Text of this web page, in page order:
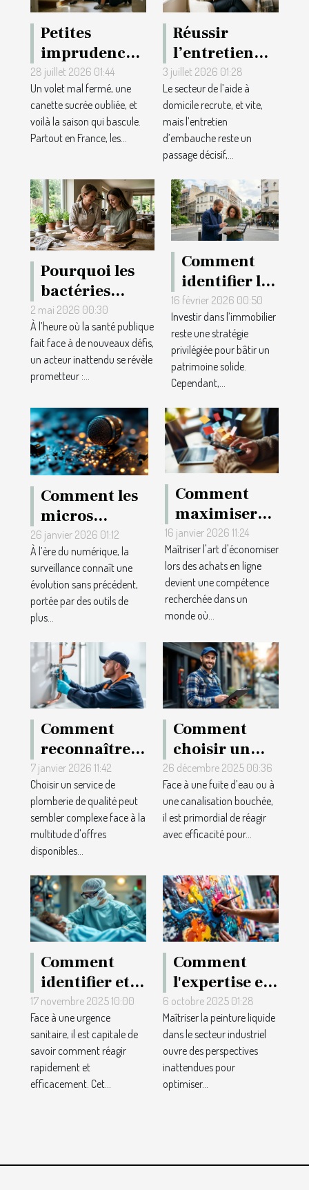
Petites
imprudences,
grandes
infestations :
retour sur des
interventions
28 juillet 2026 01:44
Un volet mal fermé, une
canette sucrée oubliée, et
voilà la saison qui bascule.
Partout en France, les...
Réussir
l’entretien
d’embauche
pour aide à
domicile :
erreurs à
éviter
3 juillet 2026 01:28
Le secteur de l’aide à
domicile recrute, et vite,
mais l’entretien
d’embauche reste un
passage décisif,...
Pourquoi les
bactéries
domestiques
révolutionnent
la santé
publique
2 mai 2026 00:30
À l’heure où la santé publique
fait face à de nouveaux défis,
un acteur inattendu se révèle
prometteur :...
Comment
identifier les
quartiers
prometteurs
pour
investir en
immobilier
16 février 2026 00:50
Investir dans l’immobilier
reste une stratégie
privilégiée pour bâtir un
patrimoine solide.
Cependant,...
Comment les
micros
espions
transforment-
ils les
techniques de
surveillance ?
26 janvier 2026 01:12
À l’ère du numérique, la
surveillance connaît une
évolution sans précédent,
portée par des outils de
plus...
Comment
maximiser
vos
économies
lors d'achats
en ligne avec
des coupons
16 janvier 2026 11:24
Maîtriser l'art d'économiser
lors des achats en ligne
devient une compétence
recherchée dans un
monde où...
Comment
reconnaître
un service de
plomberie de
qualité?
7 janvier 2026 11:42
Choisir un service de
plomberie de qualité peut
sembler complexe face à la
multitude d'offres
disponibles...
Comment
choisir un
plombier
fiable pour
des
interventions
26 décembre 2025 00:36
Face à une fuite d’eau ou à
une canalisation bouchée,
il est primordial de réagir
avec efficacité pour...
Comment
identifier et
réagir face à
une urgence
sanitaire ?
17 novembre 2025 10:00
Face à une urgence
sanitaire, il est capitale de
savoir comment réagir
rapidement et
efficacement. Cet...
Comment
l'expertise en
peinture
liquide peut
transformer
votre projet
industriel ?
6 octobre 2025 01:28
Maîtriser la peinture liquide
dans le secteur industriel
ouvre des perspectives
inattendues pour
optimiser...